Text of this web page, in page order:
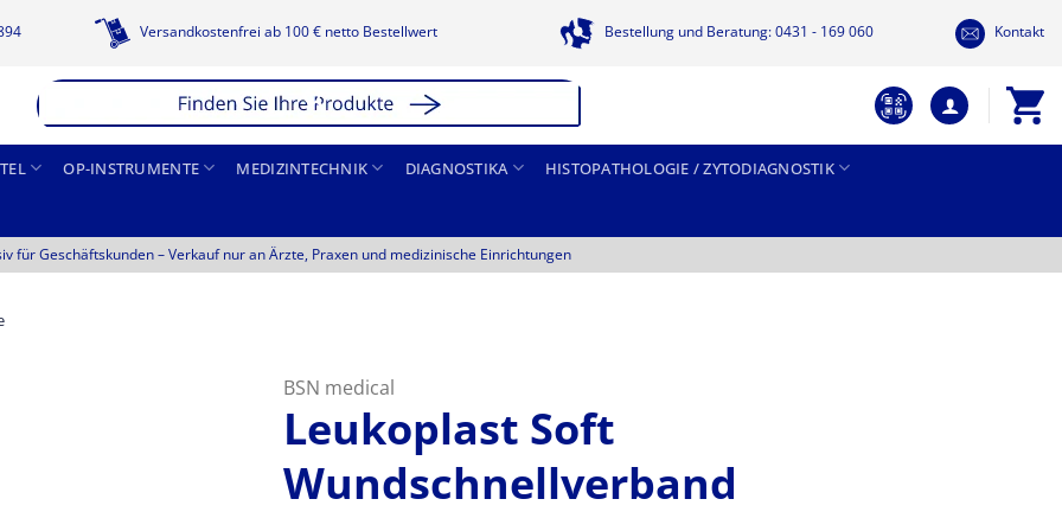
Versandkostenfrei ab 100 € netto Bestellwert Bestellung und Beratung: 0431 - 169 060 Kontakt
OP-INSTRUMENTE MEDIZINTECHNIK DIAGNOSTIKA HISTOPATHOLOGIE / ZYTODIAGNOSTIK
für Geschäftskunden –Verkauf nur an Ärzte, Praxen und medizinische Einrichtungen
BSN medical
Leukoplast Soft
Wundschnellverband